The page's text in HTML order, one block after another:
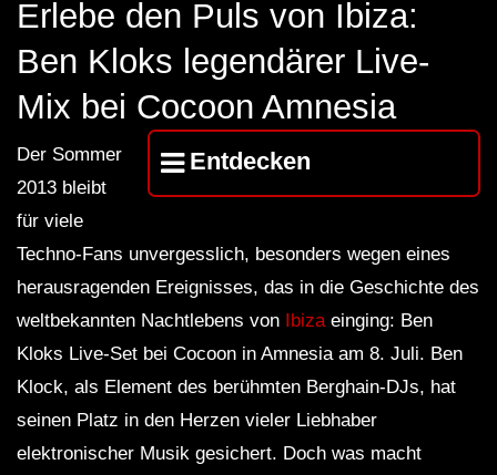
Erlebe den Puls von Ibiza:
Ben Kloks legendärer Live-
Mix bei Cocoon Amnesia
Entdecken
Der Sommer
2013 bleibt
für viele
Techno-Fans unvergesslich, besonders wegen eines
herausragenden Ereignisses, das in die Geschichte des
weltbekannten Nachtlebens von Ibizaeinging: Ben
Kloks Live-Set bei Cocoon in Amnesia am 8. Juli. Ben
Klock, als Element des berühmten Berghain-DJs, hat
seinen Platz in den Herzen vieler Liebhaber
elektronischer Musik gesichert. Doch was macht